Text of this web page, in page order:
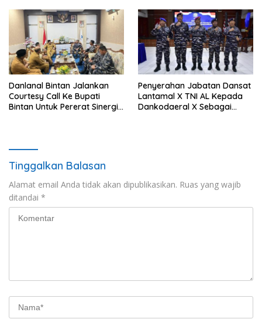
Danlanal Bintan Jalankan
Courtesy Call Ke Bupati
Bintan Untuk Pererat Sinergi
Penyerahan Jabatan Dansat
Lantamal X TNI AL Kepada
Dankodaeral X Sebagai
Tinggalkan Balasan
Alamat email Anda tidak akan dipublikasikan. Ruas yang wajib
ditandai *